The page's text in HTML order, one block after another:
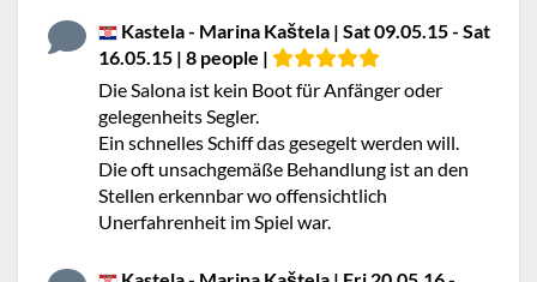
Kastela - Marina Kaštela | Sat 09.05.15 - Sat
16.05.15 | 8 people |
Die Salona ist kein Boot für Anfänger oder
gelegenheits Segler.
Ein schnelles Schiff das gesegelt werden will.
Die oft unsachgemäße Behandlung ist an den
Stellen erkennbar wo offensichtlich
Unerfahrenheit im Spiel war.